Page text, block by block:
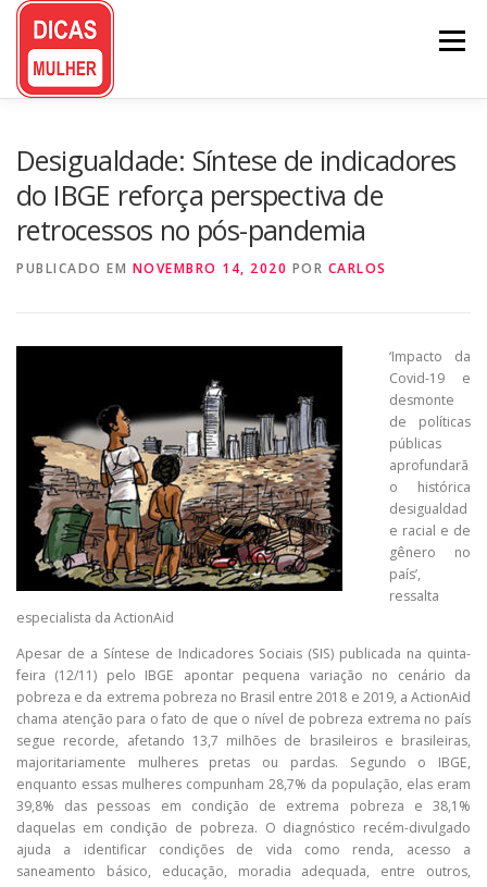
Pular
conteúdo
Menu
Desigualdade: Síntese de indicadores
do IBGE reforça perspectiva de
retrocessos no pós-pandemia
PUBLICADO EM NOVEMBRO 14, 2020 POR CARLOS
‘Impacto da
Covid-19 e
desmonte
de políticas
públicas
aprofundarã
o histórica
desigualdad
e racial e de
gênero no
país’,
ressalta
especialista da ActionAid
Apesar de a Síntese de Indicadores Sociais (SIS) publicada na quinta-
feira (12/11) pelo IBGE apontar pequena variação no cenário da
pobreza e da extrema pobreza no Brasil entre 2018 e 2019, a ActionAid
chama atenção para o fato de que o nível de pobreza extrema no país
segue recorde, afetando 13,7 milhões de brasileiros e brasileiras,
majoritariamente mulheres pretas ou pardas. Segundo o IBGE,
enquanto essas mulheres compunham 28,7% da população, elas eram
39,8% das pessoas em condição de extrema pobreza e 38,1%
daquelas em condição de pobreza. O diagnóstico recém-divulgado
ajuda a identificar condições de vida como renda, acesso a
saneamento básico, educação, moradia adequada, entre outros,